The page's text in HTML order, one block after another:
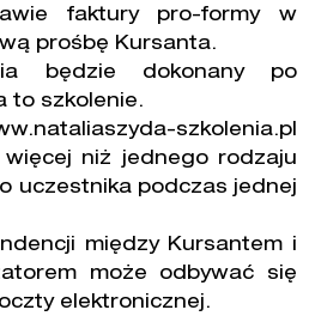
faktury pro-formy w
prośbę Kursanta.
będzie dokonany po
to szkolenie.
szkolenia.pl
niż jednego rodzaju
uczestnika podczas jednej
między Kursantem i
może odbywać się
elektronicznej.